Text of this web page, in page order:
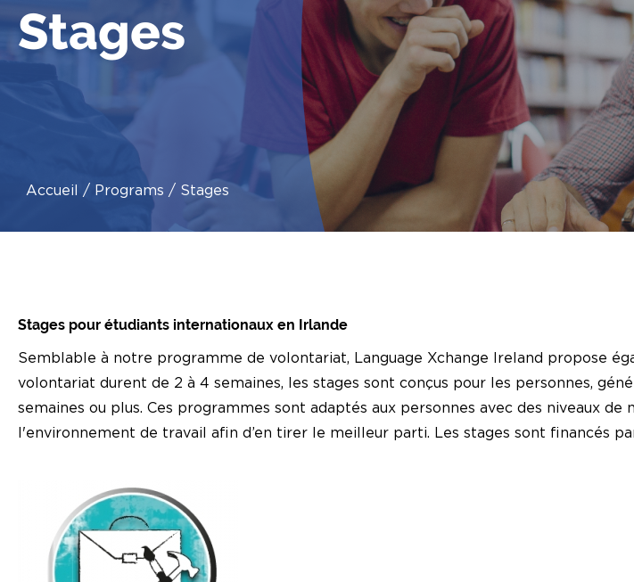
Stages
Accueil Programs Stages
Stages pour étudiants internationaux en Irlande
Semblable à notre programme de volontariat, Language Xchange Ireland propose
volontariat durent de 2 à 4 semaines, les stages sont conçus pour les personnes,
semaines ou plus. Ces programmes sont adaptés aux personnes avec des niveaux
l'environnement de travail afin d’en tirer le meilleur parti. Les stages sont financés